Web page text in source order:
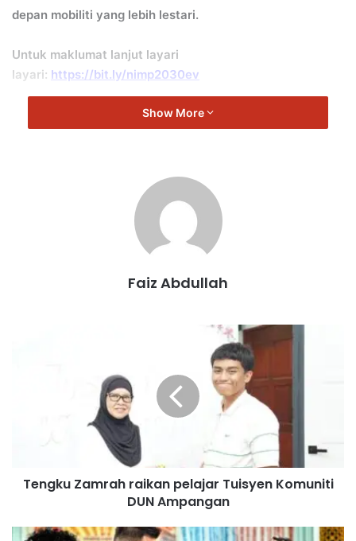
depan mobiliti yang lebih lestari.
Untuk maklumat lanjut layari
layari: https://bit.ly/nimp2030ev
Show More
Faiz Abdullah
Tengku Zamrah raikan pelajar Tuisyen Komuniti
DUN Ampangan